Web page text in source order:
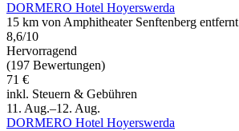
DORMERO Hotel Hoyerswerda
15 km von Amphitheater Senftenberg entfernt
8,6/10
Hervorragend
(197 Bewertungen)
71 €
inkl. Steuern & Gebühren
11. Aug.–12. Aug.
DORMERO Hotel Hoyerswerda